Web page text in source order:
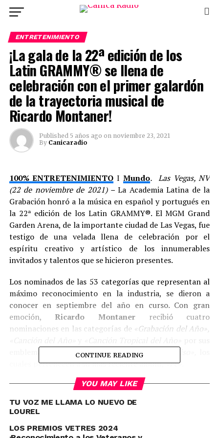
ENTRETENIMIENTO
¡La gala de la 22ª edición de los
Latin GRAMMY® se llena de
celebración con el primer galardón
de la trayectoria musical de
Ricardo Montaner!
Published 5 años ago on noviembre 23, 2021
By Canicaradio
100% ENTRETENIMIENTO I Mundo. Las Vegas, NV
(22 de noviembre de 2021) –La Academia Latina de la
Grabación honró a la música en español y portugués en
la 22ª edición de los Latin GRAMMY®. El MGM Grand
Garden Arena, de la importante ciudad de Las Vegas, fue
testigo de una velada llena de celebración por el
espíritu creativo y artístico de los innumerables
invitados y talentos que se hicieron presentes.
Los nominados de las 53 categorías que representan al
máximo reconocimiento en la industria, se dieron a
conocer en septiembre del año en curso. Con gran
emoción,Ricardo Montaner recibió cuatro
nominaciones en las categorías de «Grabación del Año»,
emblemáticos temas,«Amén »y«Dios así lo quiso
cuales pertenecen a su más reciente álbum,«Fe»
Adicionalmente, junto a su familia, quienes también
colectivamente dieciséis nominaciones, catorce de ellas
CONTINUE READING
YOU MAY LIKE
TU VOZ ME LLAMA LO NUEVO DE
LOUREL
LOS PREMIOS VETRES 2024